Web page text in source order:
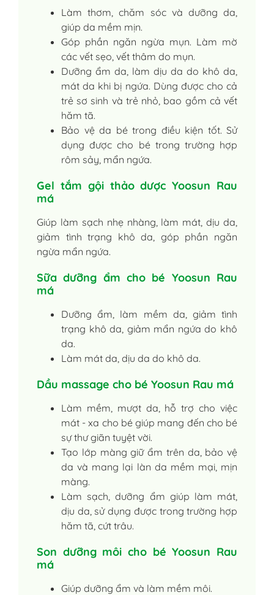
Làm thơm, chăm sóc và dưỡng da,
giúp da mềm mịn.
Góp phần ngăn ngừa mụn. Làm mờ
các vết sẹo, vết thâm do mụn.
Dưỡng ẩm da, làm dịu da do khô da,
mát da khi bị ngứa. Dùng được cho cả
trẻ sơ sinh và trẻ nhỏ, bao gồm cả vết
hăm tã.
Bảo vệ da bé trong điều kiện tốt. Sử
dụng được cho bé trong trường hợp
rôm sảy, mẩn ngứa.
Gel tắm gội thảo dược Yoosun Rau
má
Giúp làm sạch nhẹ nhàng, làm mát, dịu da,
giảm tình trạng khô da, góp phần ngăn
ngừa mẩn ngứa.
Sữa dưỡng ẩm cho bé Yoosun Rau
má
Dưỡng ẩm, làm mềm da, giảm tình
trạng khô da, giảm mẩn ngứa do khô
da.
Làm mát da, dịu da do khô da.
Dầu massage cho bé Yoosun Rau má
Làm mềm, mượt da, hỗ trợ cho việc
mát - xa cho bé giúp mang đến cho bé
sự thư giãn tuyệt vời.
Tạo lớp màng giữ ẩm trên da, bảo vệ
da và mang lại làn da mềm mại, mịn
màng.
Làm sạch, dưỡng ẩm giúp làm mát,
dịu da, sử dụng được trong trường hợp
hăm tã, cứt trâu.
Son dưỡng môi cho bé Yoosun Rau
má
Giúp dưỡng ẩm và làm mềm môi.